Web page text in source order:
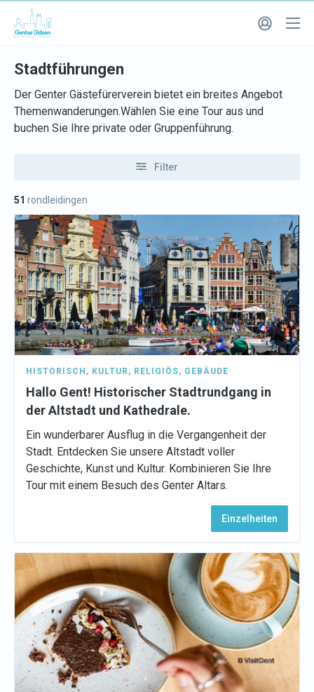
Stadtführungen
Der Genter Gästefürerverein bietet ein breites Angebot
Themenwanderungen.Wählen Sie eine Tour aus und
buchen Sie Ihre private oder Gruppenführung.
Filter
51 rondleidingen
HISTORISCH , KULTUR , RELIGIÖS, GEBÄUDE
Hallo Gent! Historischer Stadtrundgang in
der Altstadt und Kathedrale.
Ein wunderbarer Ausflug in die Vergangenheit der
Stadt. Entdecken Sie unsere Altstadt voller
Geschichte, Kunst und Kultur. Kombinieren Sie Ihre
Tour mit einem Besuch des Genter Altars.
Einzelheiten